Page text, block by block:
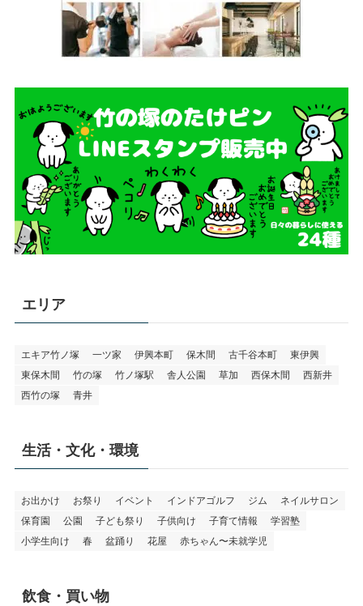
エリア
エキア竹ノ塚 一ツ家 伊興本町 保木間 古千谷本町
東伊興
東保木間
竹の塚 竹ノ塚駅 舎人公園 草加 西保木間
西新井
西竹の塚
青井
生活・文化・環境
お出かけ お祭り イベント インドアゴルフ ジム
ネイルサロン
保育園
公園 子ども祭り 子供向け 子育て情報
学習塾
小学生向け
春 盆踊り 花屋 赤ちゃん〜未就学児
飲食・買い物